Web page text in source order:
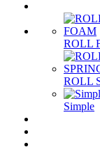
ROLL
ROLL
Simple